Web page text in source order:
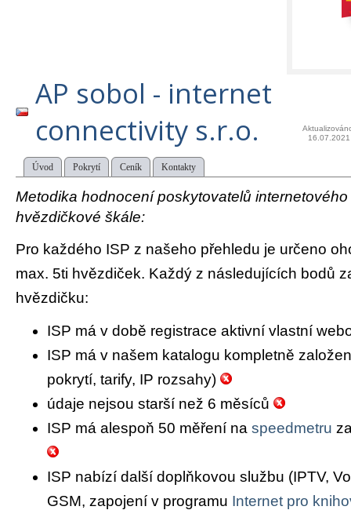
AP sobol - internet
connectivity s.r.o.
16.07.2021
Úvod Pokrytí Ceník Kontakty
Metodika hodnocení poskytovatelů
hvězdičkové škále:
Pro každého ISP z našeho přehledu je určeno
max. 5ti hvězdiček. Každý z následujících bodů
hvězdičku:
ISP má v době registrace aktivní vlastní
ISP má v našem katalogu kompletně
pokrytí, tarify, IP rozsahy)
údaje nejsou starší než 6 měsíců
ISP má alespoň 50 měření na speedmetru
ISP nabízí další doplňkovou službu (IPTV,
GSM, zapojení v programu Internet pro